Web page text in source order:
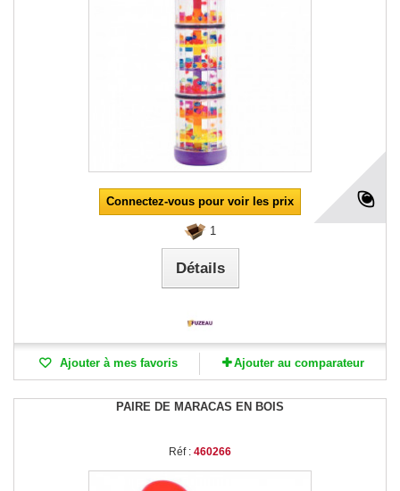
Connectez-vous pour voir les prix
1
Détails
Ajouter à mes favoris Ajouter au comparateur
PAIRE DE MARACAS EN BOIS
Réf : 460266